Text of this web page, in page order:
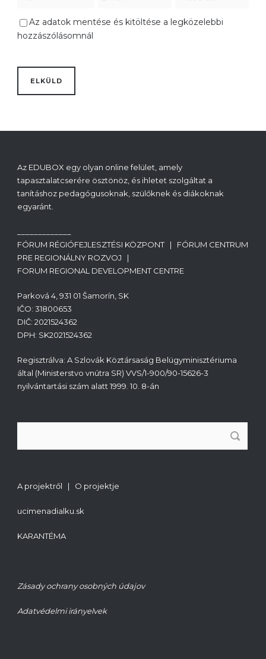
Az adatok mentése és kitöltése a legközelebbi
hozzászólásomnál
Az EDUBOX egy olyan online felület, amely
tapasztalatcserére ösztönöz, és ihletet szolgáltat a
tanításhoz pedagógusoknak, szülőknek és diákoknak
egyaránt.
FÓRUM RÉGIÓFEJLESZTÉSI KÖZPONT | FÓRUM CENTRUM
PRE REGIONÁLNY ROZVOJ |
FORUM REGIONAL DEVELOPMENT CENTRE
Parková 4, 931 01 Šamorín, SK
IČO: 31800653
DIČ: 2021524362
DPH: SK2021524362
Regisztrálva: A Szlovák Köztársaság Belügyminisztériuma
által (Ministerstvo vnútra SR) VVS/1-900/90-15626-3
nyilvántartási szám alatt 1999. 10. 8-án
A projektről | O projektje
ucimenadialku.sk
KARANTÉMA
Zásady ochrany osobných údajov
Adatvédelmi irányelvek